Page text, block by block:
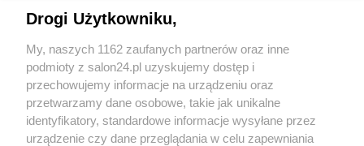
Sport
Społeczeństwo
Kultura
Drogi Użytkowniku,
My, naszych 1162 zaufanych partnerów oraz inne
podmioty z salon24.pl uzyskujemy dostęp i
przechowujemy informacje na urządzeniu oraz
przetwarzamy dane osobowe, takie jak unikalne
identyfikatory, standardowe informacje wysyłane przez
urządzenie czy dane przeglądania w celu zapewniania